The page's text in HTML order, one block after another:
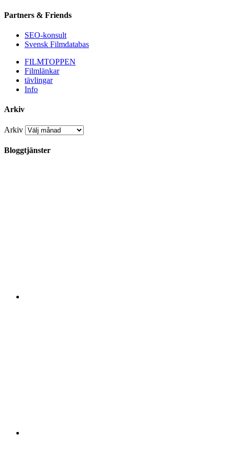
Partners & Friends
SEO-konsult
Svensk Filmdatabas
FILMTOPPEN
Filmlänkar
tävlingar
Info
Arkiv
Arkiv
Bloggtjänster